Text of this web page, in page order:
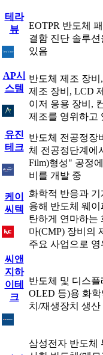
테라
뷰
EOTPR 반도체
결함 진단 솔루션
있음
AP시
스템
반도체 제조 장
제조 장비, LCD
이저 응용 장비,
제조를 영위하고
유진
테크
반도체 전공정장
체 전공정단계에
Film)형성" 공정
비를 개발 중
케이
씨텍
화학적 반응과 기
용해 반도체 웨이
탄하게 연마하는
마(CMP) 장비의
주요 사업으로
씨앤
지하
이테
크
반도체 및 디스
OLED 등)용 화
치/재생장치 생산
삼성전자 반도체